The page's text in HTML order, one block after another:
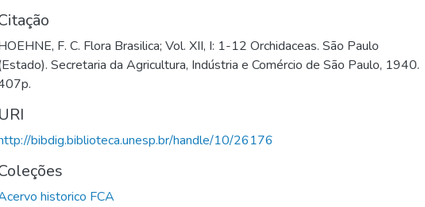
F. C. Flora Brasilica; Vol. XII, I: 1-12 Orchidaceas. São Paulo
Secretaria da Agricultura, Indústria e Comércio de São Paulo, 1940.
URI
bibdig.biblioteca.unesp.br/handle/10/26176
historico FCA